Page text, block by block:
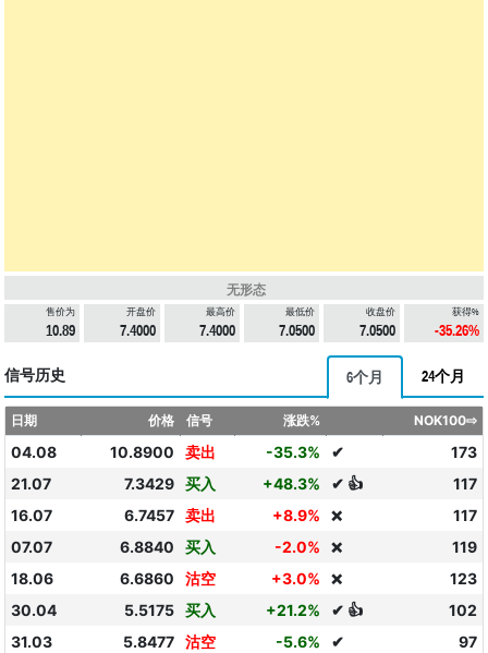
无形态
售价为
10.89
开盘价
7.4000
最高价
7.4000
最低价
7.0500
收盘价
7.0500
获得%
-35.26%
信号历史 6个月 24个月
日期 价格 信号 涨跌% NOK100⇨
04.08 10.8900 卖出 -35.3% ✔
173
21.07
7.3429 买入 +48.3% ✔ 👍
117
16.07
6.7457 卖出 +8.9% ❌
117
07.07
6.8840 买入 -2.0% ❌
119
18.06
6.6860 沽空 +3.0% ❌
123
30.04
5.5175 买入 +21.2% ✔ 👍
102
31.03
5.8477 沽空 -5.6% ✔
97